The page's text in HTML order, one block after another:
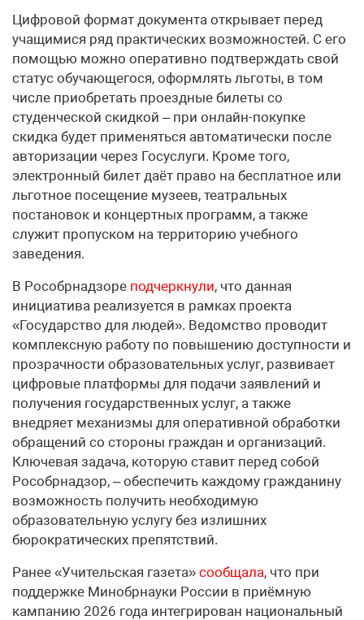
Цифровой формат документа открывает перед
учащимися ряд практических возможностей. С его
помощью можно оперативно подтверждать свой
статус обучающегося, оформлять льготы, в том
числе приобретать проездные билеты со
студенческой скидкой – при онлайн-покупке
скидка будет применяться автоматически после
авторизации через Госуслуги. Кроме того,
электронный билет даёт право на бесплатное или
льготное посещение музеев, театральных
постановок и концертных программ, а также
служит пропуском на территорию учебного
заведения.
В Рособрнадзоре подчеркнули, что данная
инициатива реализуется в рамках проекта
«Государство для людей». Ведомство проводит
комплексную работу по повышению доступности и
прозрачности образовательных услуг, развивает
цифровые платформы для подачи заявлений и
получения государственных услуг, а также
внедряет механизмы для оперативной обработки
обращений со стороны граждан и организаций.
Ключевая задача, которую ставит перед собой
Рособрнадзор, – обеспечить каждому гражданину
возможность получить необходимую
образовательную услугу без излишних
бюрократических препятствий.
Ранее «Учительская газета» сообщала, что при
поддержке Минобрнауки России в приёмную
кампанию 2026 года интегрирован национальный